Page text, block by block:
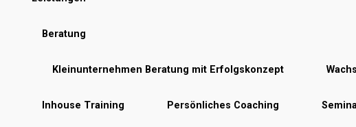
Beratung
Kleinunternehmen Beratung mit Erfolgskonzept
Inhouse Training Persönliches Coaching